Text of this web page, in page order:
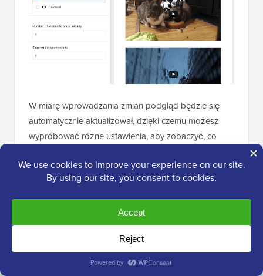
W miarę wprowadzania zmian podgląd będzie się
automatycznie aktualizował, dzięki czemu możesz
wypróbować różne ustawienia, aby zobaczyć, co
Statystyki mediów społecznościowychpokazują, że
90% konsumentów ogląda filmy na swoich
urządzeniach mobilnych, a 70% osób odwiedza
YouTube za pomocą smartfona lub tabletu. Mając to
na uwadze, będziesz chciał upewnić się, że galeria
filmów wygląda równie dobrze na urządzeniach